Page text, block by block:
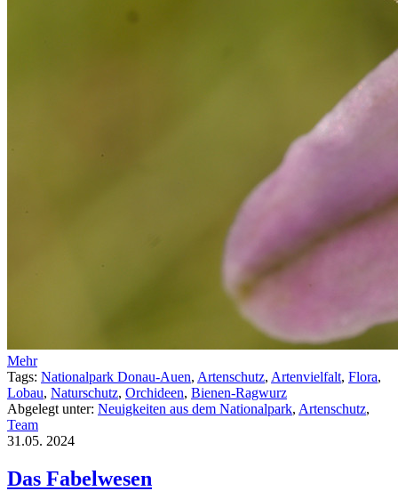
Mehr
Tags: Nationalpark Donau-Auen, Artenschutz, Artenvielfalt, Flora,
Lobau, Naturschutz, Orchideen, Bienen-Ragwurz
Abgelegt unter: Neuigkeiten aus dem Nationalpark, Artenschutz,
Team
31.05. 2024
Das Fabelwesen